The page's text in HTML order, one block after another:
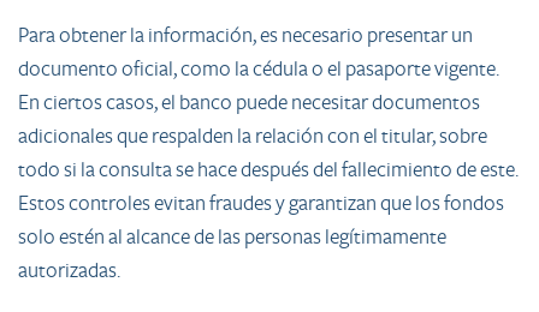
Para obtener la información, es necesario presentar un
documento oficial, como la cédula o el pasaporte vigente.
En ciertos casos, el banco puede necesitar documentos
adicionales que respalden la relación con el titular, sobre
todo si la consulta se hace después del fallecimiento de este.
Estos controles evitan fraudes y garantizan que los fondos
solo estén al alcance de las personas legítimamente
autorizadas.